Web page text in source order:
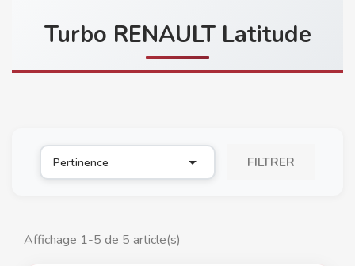
Turbo RENAULT Latitude
Pertinence  FILTRER
Affichage 1-5 de 5 article(s)